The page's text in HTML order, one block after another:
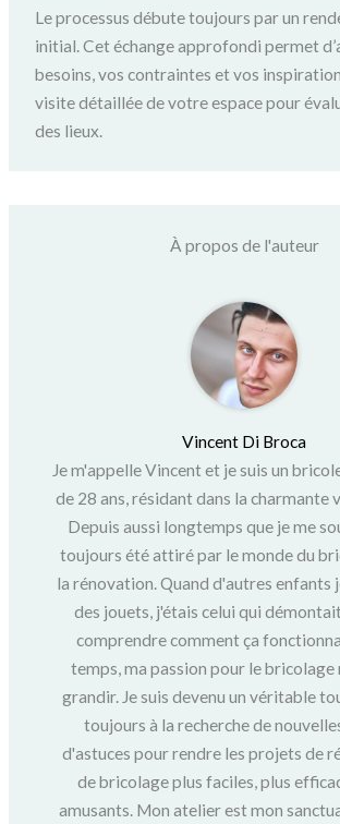
Le processus débute toujours par un
initial. Cet échange approfondi permet
besoins, vos contraintes et vos
visite détaillée de votre espace pour
des lieux.
À propos de l'auteur
Vincent Di Broca
Je m'appelle Vincent et je suis un
de 28 ans, résidant dans la charmante
Depuis aussi longtemps que je me
toujours été attiré par le monde du
la rénovation. Quand d'autres enfants
des jouets, j'étais celui qui
comprendre comment ça
temps, ma passion pour le bricolage
grandir. Je suis devenu un véritable
toujours à la recherche de
d'astuces pour rendre les projets de
de bricolage plus faciles, plus
amusants. Mon atelier est mon